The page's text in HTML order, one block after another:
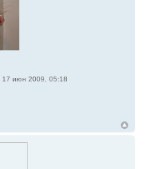
17 июн 2009, 05:18